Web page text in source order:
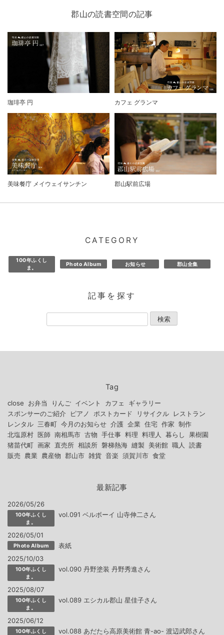
郡山の読書空間の記事
珈琲亭 円 カフェ グランマ
美味餐庁 メイウェイサンチン 郡山駅前広場
CATEGORY
100年ふくし
ま。
Photo Album お知らせ 郡山全集
記事を探す
Tag
close お弁当 りんご イベント カフェ
ギャラリー
スポンサーのご紹介
ピアノ ポストカード リサイクル
レストラン
レンタル 三春町 今月のお知らせ 介護 企業 住宅 作家 制作
北塩原村 医師 南相馬市 古物 手仕事 料理 料理人 暮らし
果樹園
猪苗代町 画家 直売所 相談所 磐梯熱海 縫製 美術館 職人
読書
販売
農業 農産物 郡山市 雑貨 音楽 須賀川市 食堂
最新記事
2026/05/26
100年ふくし
ま。
vol.091 ベルボーイ 山寺伸二さん
2026/05/01
Photo Album
表紙
2025/10/03
100年ふくし
ま。
vol.090 丹野塗装 丹野秀進さん
2025/08/07
100年ふくし
ま。
vol.089 エシカル郡山 星佳子さん
2025/06/12
100年ふくし vol.088 あだたら高原美術館 青-ao- 渡辺武郎さん